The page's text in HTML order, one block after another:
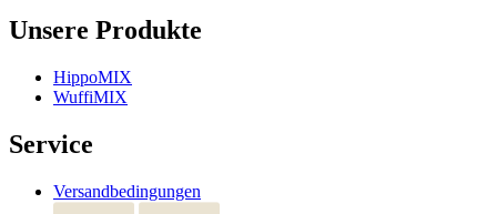
Unsere Produkte
HippoMIX
WuffiMIX
Service
Versandbedingungen